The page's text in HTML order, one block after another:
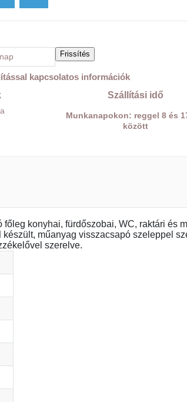
kapcsolatos információk
Szállítási idő
Munkanapokon: reggel 8 és
között
konyhai, fürdőszobai, WC, raktári és
műanyag visszacsapó szeleppel
szerelve.